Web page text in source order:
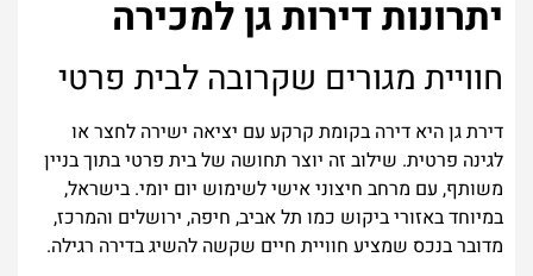
יתרונות דירות גן למכירה
חוויית מגורים שקרובה לבית פרטי
דירת גן היא דירה בקומת קרקע עם יציאה ישירה לחצר או
לגינה פרטית. שילוב זה יוצר תחושה של בית פרטי בתוך בניין
משותף, עם מרחב חיצוני אישי לשימוש יום יומי. בישראל,
במיוחד באזורי ביקוש כמו תל אביב, חיפה, ירושלים והמרכז,
מדובר בנכס שמציע חוויית חיים שקשה להשיג בדירה רגילה.